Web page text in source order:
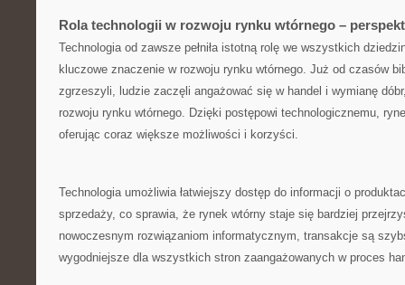
Rola technologii w rozwoju rynku wtórnego –
Technologia od zawsze pełniła istotną rolę‌ we wszystkich
kluczowe ⁤znaczenie w rozwoju rynku wtórnego. Już od czasów
zgrzeszyli, ludzie zaczęli angażować‌ się w handel i wymianę
rozwoju rynku wtórnego. Dzięki ⁤postępowi‌ technologicznemu,
oferując coraz większe możliwości i korzyści.
Technologia umożliwia łatwiejszy dostęp do informacji o
sprzedaży, co⁢ sprawia, że rynek wtórny staje się bardziej
nowoczesnym rozwiązaniom informatycznym,⁢ transakcje są
wygodniejsze dla wszystkich stron zaangażowanych ‍w⁣ proces